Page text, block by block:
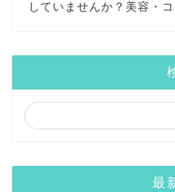
していませんか？美容・
最